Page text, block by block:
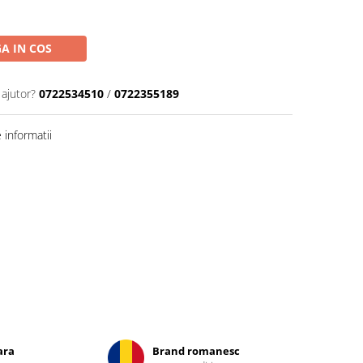
IN COS
0722534510 / 0722355189
informatii
Brand romanesc